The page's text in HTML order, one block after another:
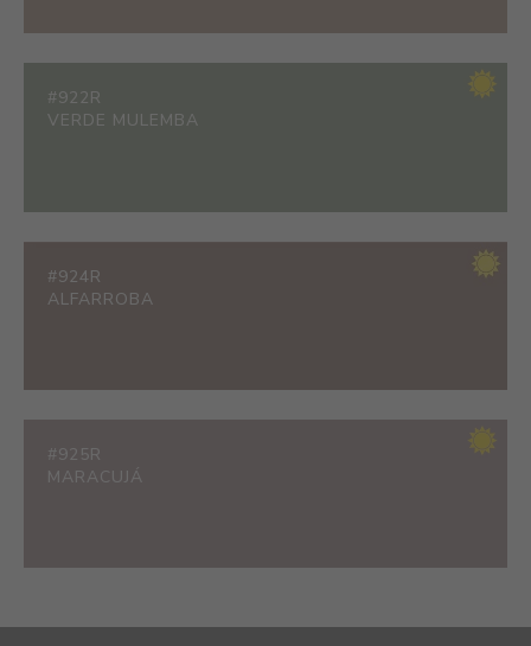
#922R
VERDE MULEMBA
#924R
ALFARROBA
#925R
MARACUJÁ